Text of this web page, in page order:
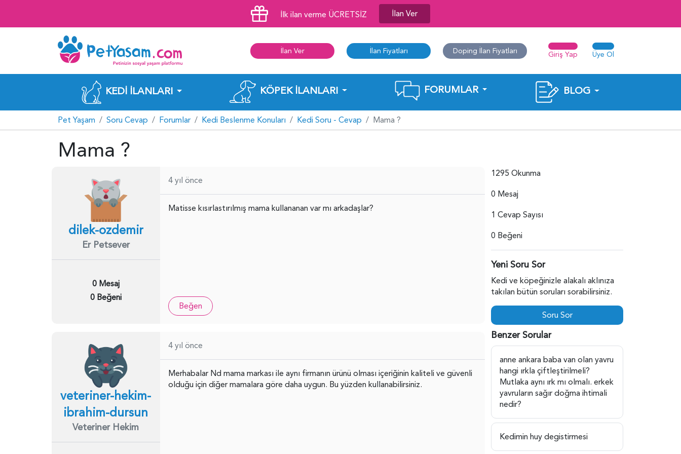
İlk ilan verme ÜCRETSİZ İlan Ver
İlan Ver İlan Fiyatları Doping İlan Fiyatları Giriş Yap Üye Ol
KEDI İLANLARI KÖPEK İLANLARI FORUMLAR BLOG
Pet Yaşam Soru Cevap Forumlar Kedi Beslenme Konuları Kedi Soru - Cevap Mama ?
Mama ?
dilek-ozdemir
Er Petsever
0 Mesaj
0 Beğeni
4 yıl önce
Matisse kısırlastırılmış mama kullananan var mı arkadaşlar?
Beğen
veteriner-hekim-
ibrahim-dursun
Veteriner Hekim
4 yıl önce
Merhabalar Nd mama markası ile aynı firmanın ürünü olması içeriğinin kaliteli ve güvenli
olduğu için diğer mamalara göre daha uygun. Bu yüzden kullanabilirsiniz.
1295 Okunma
0 Mesaj
1 Cevap Sayısı
0 Beğeni
Yeni Soru Sor
Kedi ve köpeğinizle alakalı aklınıza
takılan bütün soruları sorabilirsiniz.
Soru Sor
Benzer Sorular
anne ankara baba van olan yavru
hangi ırkla çiftleştirilmeli?
Mutlaka aynı ırk mı olmalı. erkek
yavruların sağır doğma ihtimali
nedir?
Kedimin huy degistirmesi